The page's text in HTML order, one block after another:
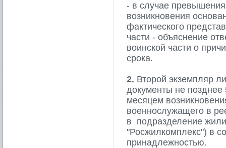
- в случае
возникновения
фактического
части - объяснение
воинской части о
срока.
2. Второй экземпляр
документы не
месяцем
военнослужащего в
в подразделение
"Росжилкомплекс") в
принадлежностью.